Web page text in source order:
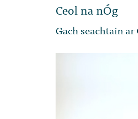
Ceol na nÓg
Gach seachtain